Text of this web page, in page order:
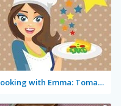
Cooking with Emma: Tomato Quiche Vegan